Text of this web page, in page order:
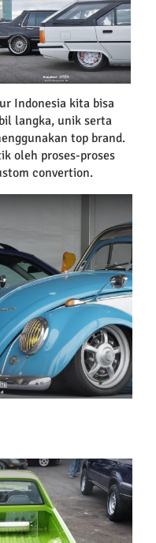
Indonesia kita bisa
langka, unik serta
top brand.
oleh proses-proses
convertion.